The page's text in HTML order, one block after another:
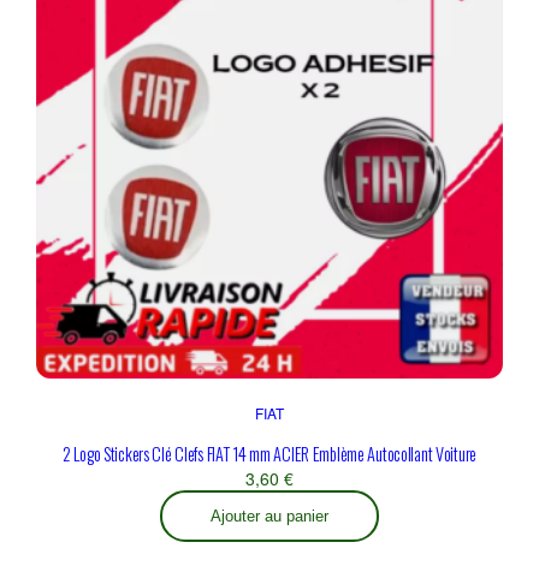
FIAT
2 Logo Stickers Clé Clefs FIAT 14 mm ACIER Emblème Autocollant Voiture
3,60 €
Ajouter au panier